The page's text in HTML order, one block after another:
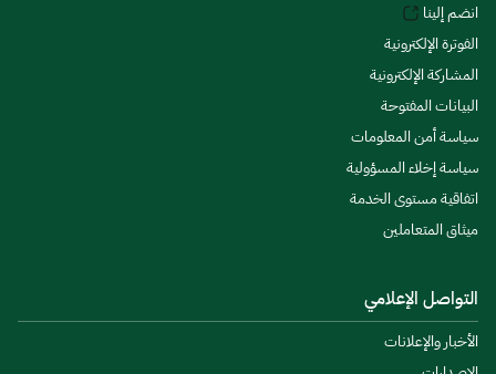
انضم إلينا
الفوترة الإلكترونية
المشاركة الإلكترونية
البيانات المفتوحة
سياسة أمن المعلومات
سياسة إخلاء المسؤولية
اتفاقية مستوى الخدمة
ميثاق المتعاملين
التواصل الإعلامي
الأخبار والإعلانات